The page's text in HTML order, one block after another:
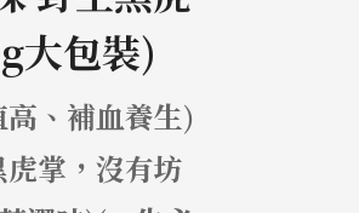
大包裝)
、補血養生)
掌，沒有坊